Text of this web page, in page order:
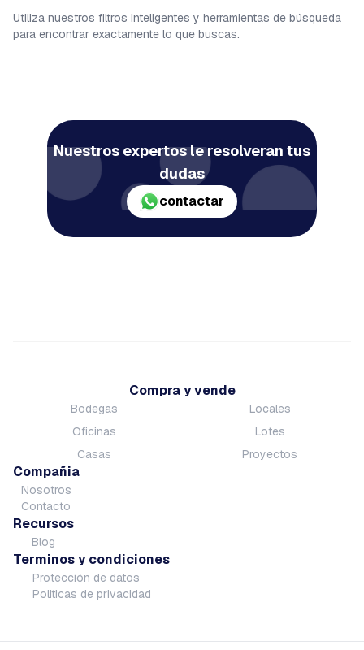
Utiliza nuestros filtros inteligentes y herramientas de búsqueda
para encontrar exactamente lo que buscas.
Nuestros expertos le resolveran tus
dudas
contactar
Compra y vende
Bodegas
Locales
Oficinas
Lotes
Casas
Proyectos
Compañia
Nosotros
Contacto
Recursos
Blog
Terminos y condiciones
Protección de datos
Politicas de privacidad